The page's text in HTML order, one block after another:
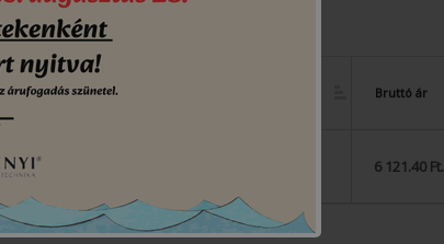
Rendelési egység Bruttó ár
6 121.40 Ft.